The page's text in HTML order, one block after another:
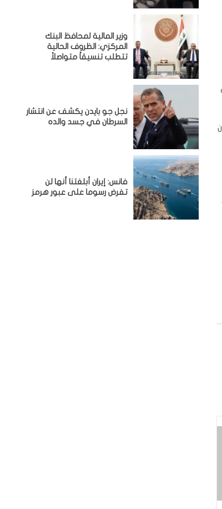
وزير المالية لمحافظ البنك
المركزي: الظروف الحالية
تتطلب تنسيقاً متواصلاً
نجل جو بايدن يكشف عن انتشار
السرطان في جسد والده
فانس: إيران أبلغتنا أنها لن
تفرض رسوما على عبور هرمز